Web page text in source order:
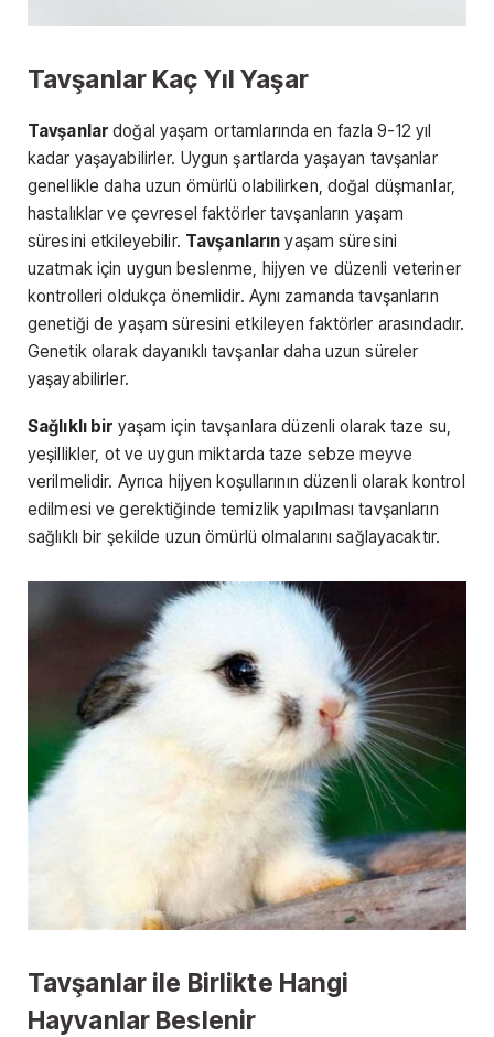
Tavşanlar Kaç Yıl Yaşar
Tavşanlar doğal yaşam ortamlarında en fazla 9-12 yıl
kadar yaşayabilirler. Uygun şartlarda yaşayan tavşanlar
genellikle daha uzun ömürlü olabilirken, doğal düşmanlar,
hastalıklar ve çevresel faktörler tavşanların yaşam
süresini etkileyebilir. Tavşanların yaşam süresini
uzatmak için uygun beslenme, hijyen ve düzenli veteriner
kontrolleri oldukça önemlidir. Aynı zamanda tavşanların
genetiği de yaşam süresini etkileyen faktörler arasındadır.
Genetik olarak dayanıklı tavşanlar daha uzun süreler
yaşayabilirler.
Sağlıklı bir yaşam için tavşanlara düzenli olarak taze su,
yeşillikler, ot ve uygun miktarda taze sebze meyve
verilmelidir. Ayrıca hijyen koşullarının düzenli olarak kontrol
edilmesi ve gerektiğinde temizlik yapılması tavşanların
sağlıklı bir şekilde uzun ömürlü olmalarını sağlayacaktır.
Tavşanlar ile Birlikte Hangi
Hayvanlar Beslenir